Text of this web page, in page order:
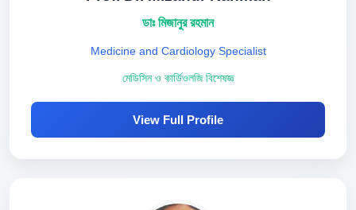
ডাঃ মিজানুর রহমান
Medicine and Cardiology Specialist
মেডিসিন ও কার্ডিওলজি বিশেষজ্ঞ
View Full Profile